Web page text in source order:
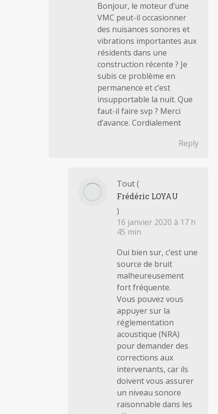
Bonjour, le moteur d’une
VMC peut-il occasionner
des nuisances sonores et
vibrations importantes aux
résidents dans une
construction récente ? Je
subis ce problème en
permanence et c’est
insupportable la nuit. Que
faut-il faire svp ? Merci
d’avance. Cordialement
Reply
Tout(
Frédéric LOYAU
)
16 janvier 2020 à 17 h
45 min
Oui bien sur, c’est une
source de bruit
malheureusement
fort fréquente.
Vous pouvez vous
appuyer sur la
réglementation
acoustique (NRA)
pour demander des
corrections aux
intervenants, car ils
doivent vous assurer
un niveau sonore
raisonnable dans les